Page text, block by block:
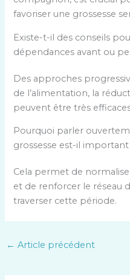
favoriser une grossesse
Existe-t-il des conseils
dépendances avant ou
Des approches
de l’alimentation, la
peuvent être très
Pourquoi parler
grossesse est-il important
Cela permet de
et de renforcer le réseau
traverser cette période.
← Article précédent